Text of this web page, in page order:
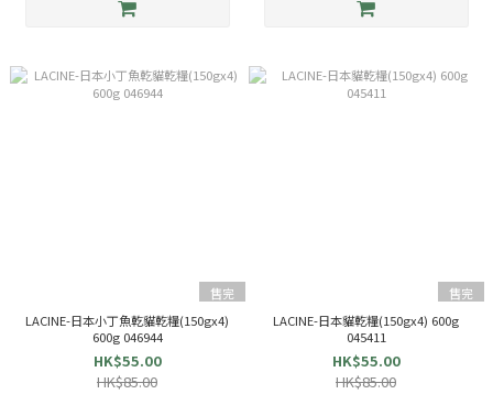
售完
LACINE-日本小丁魚乾貓乾糧(150gx4)
600g 046944
HK$55.00
HK$85.00
售完
LACINE-日本貓乾糧(150gx4) 600g
045411
HK$55.00
HK$85.00